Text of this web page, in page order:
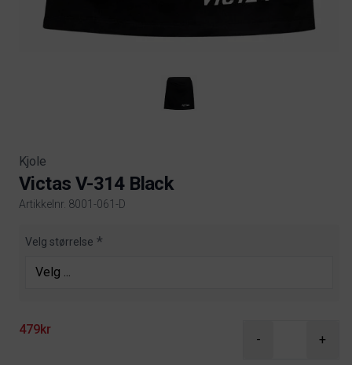
Kjole
Victas V-314 Black
Artikkelnr. 8001-061-D
Product information
Velg størrelse
479kr
- +